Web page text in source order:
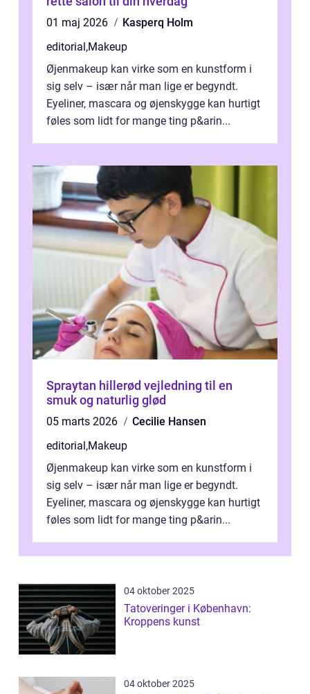
01 maj 2026
Kasperq Holm
editorial,Makeup
Øjenmakeup kan virke som en kunstform i
sig selv – især når man lige er begyndt.
Eyeliner, mascara og øjenskygge kan hurtigt
føles som lidt for mange ting p&arin...
Spraytan hillerød vejledning til en
smuk og naturlig glød
05 marts 2026
Cecilie Hansen
editorial,Makeup
Øjenmakeup kan virke som en kunstform i
sig selv – især når man lige er begyndt.
Eyeliner, mascara og øjenskygge kan hurtigt
føles som lidt for mange ting p&arin...
04 oktober 2025
Tatoveringer i København:
Kroppens kunst
04 oktober 2025